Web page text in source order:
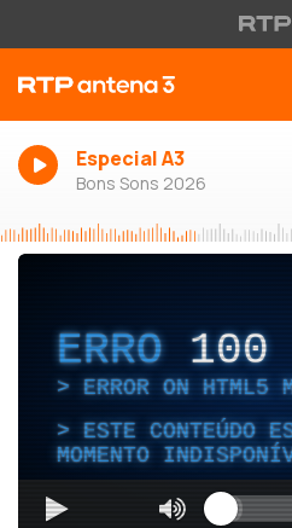
Especial A3
Bons Sons 2026
ERRO 100
ERROR ON HTML5
ESTE CONTEÚDO
MOMENTO